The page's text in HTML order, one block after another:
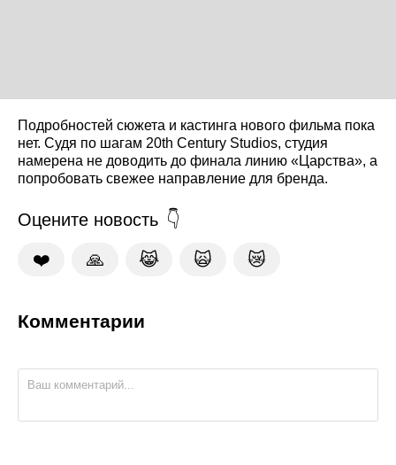
Подробностей сюжета и кастинга нового фильма пока
нет. Судя по шагам 20th Century Studios, студия
намерена не доводить до финала линию «Царства», а
попробовать свежее направление для бренда.
Оцените новость
❤️ 🙏 😹 🙀 😿
Комментарии